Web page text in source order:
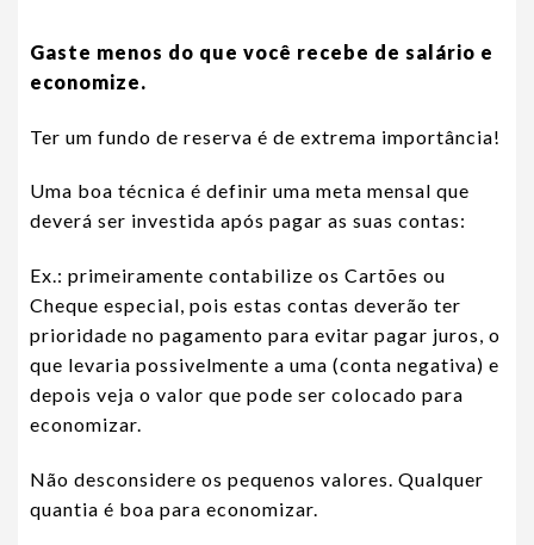
Gaste menos do que você recebe de salário e
economize.
Ter um fundo de reserva é de extrema importância!
Uma boa técnica é definir uma meta mensal que
deverá ser investida após pagar as suas contas:
Ex.: primeiramente contabilize os Cartões ou
Cheque especial, pois estas contas deverão ter
prioridade no pagamento para evitar pagar juros, o
que levaria possivelmente a uma (conta negativa) e
depois veja o valor que pode ser colocado para
economizar.
Não desconsidere os pequenos valores. Qualquer
quantia é boa para economizar.